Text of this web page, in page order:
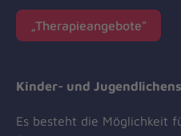
„Therapieangebote"
Kinder- und
Es besteht die Möglichkeit